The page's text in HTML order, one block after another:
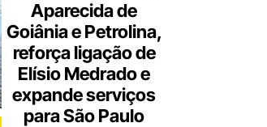
Aparecida de
Goiânia e Petrolina,
reforça ligação de
Elísio Medrado e
expande serviços
para São Paulo